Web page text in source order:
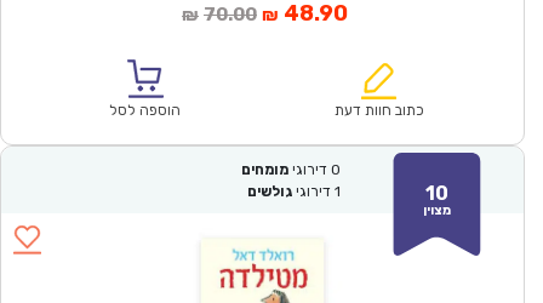
₪ 70.00המחיר
₪70.00.
₪ 48.90המחיר
הוא:
כתוב חוות דעת הוספה לסל
10
מצוין
0 דירוגי מומחים
1 דירוגי גולשים